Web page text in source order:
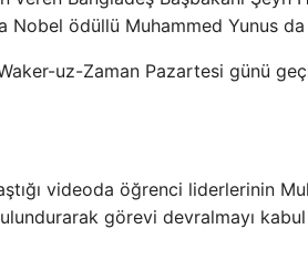
Nobel ödüllü Muhammed Yunus da
uz-Zaman Pazartesi günü
videoda öğrenci liderlerinin
görevi devralmayı